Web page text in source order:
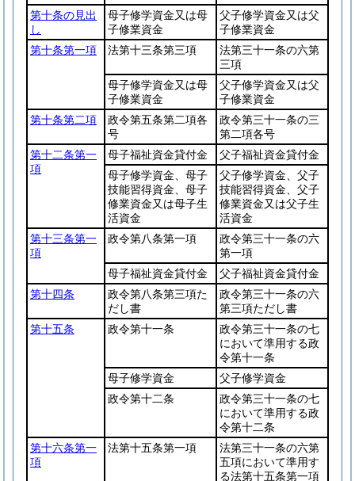
第十条の見出
し
母子修学資金又は母
子修業資金
父子修学資金又は父
子修業資金
第十条第一項
法第十三条第三項
法第三十一条の六第
三項
母子修学資金又は母
子修業資金
父子修学資金又は父
子修業資金
第十条第二項
政令第五条第二項各
号
政令第三十一条の三
第二項各号
第十二条第一
項
母子福祉資金貸付金
父子福祉資金貸付金
母子修学資金、母子
技能習得資金、母子
修業資金又は母子生
活資金
父子修学資金、父子
技能習得資金、父子
修業資金又は父子生
活資金
第十三条第一
項
政令第八条第一項
政令第三十一条の六
第一項
母子福祉資金貸付金
父子福祉資金貸付金
第十四条
政令第八条第三項た
だし書
政令第三十一条の六
第三項ただし書
第十五条
政令第十一条
政令第三十一条の七
において準用する政
令第十一条
母子修学資金
父子修学資金
政令第十二条
政令第三十一条の七
において準用する政
令第十二条
第十六条第一
項
法第十五条第一項
法第三十一条の六第
五項において準用す
る法第十五条第一項